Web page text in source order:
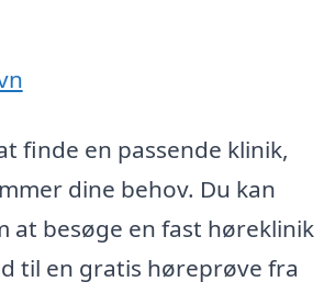
finde en passende klinik,
dine behov. Du kan
at besøge en fast høreklinik
til en gratis høreprøve fra